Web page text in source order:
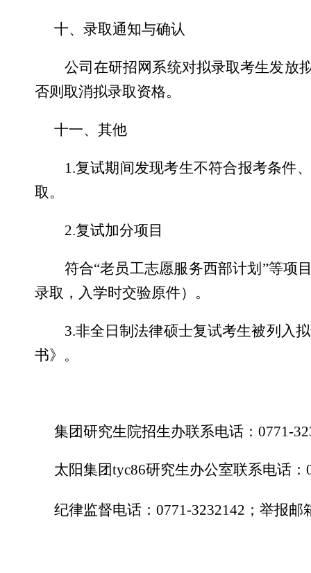
十、录取通知与确认
公司在研招网系统对拟录取考生发放
否则取消拟录取资格。
十一、其他
1.复试期间发现考生不符合报考条件
取。
2.复试加分项目
符合“老员工志愿服务西部计划”等项
录取，入学时交验原件）。
3.非全日制法律硕士复试考生被列入
书》。
集团研究生院招生办联系电话： 0771-
太阳集团tyc86研究生办公室联系电话：
纪律监督电话： 0771-3232142 ；举报邮